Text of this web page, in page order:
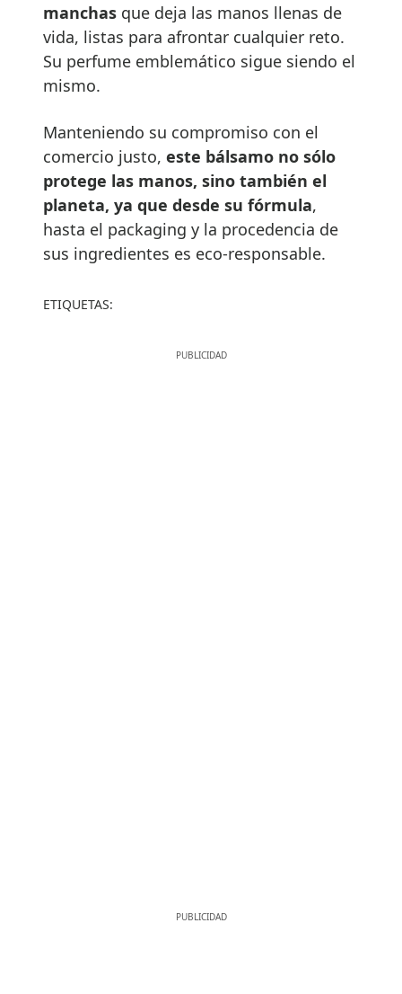
manchas que deja las manos llenas de
vida, listas para afrontar cualquier reto.
Su perfume emblemático sigue siendo el
mismo.
Manteniendo su compromiso con el
comercio justo, este bálsamo no sólo
protege las manos, sino también el
planeta, ya que desde su fórmula,
hasta el packaging y la procedencia de
sus ingredientes es eco-responsable.
ETIQUETAS: